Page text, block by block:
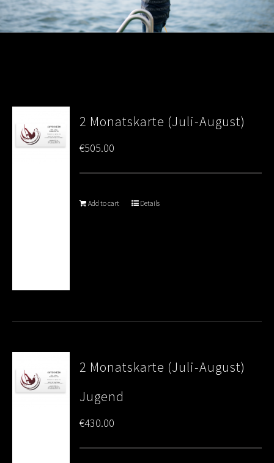
2 Monatskarte (Juli-August)
€505.00
Add to cart Details
2 Monatskarte (Juli-August)
Jugend
€430.00